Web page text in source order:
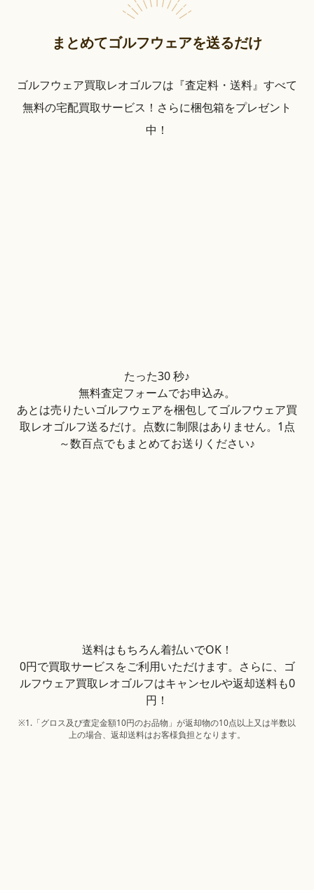
まとめてゴルフウェアを送るだけ
ゴルフウェア買取レオゴルフは『査定料・送料』すべて
無料の宅配買取サービス！さらに梱包箱をプレゼント
中！
たった30 秒♪
無料査定フォームでお申込み。
あとは売りたいゴルフウェアを梱包してゴルフウェア買
取レオゴルフ送るだけ。点数に制限はありません。1点
～数百点でもまとめてお送りください♪
送料はもちろん着払いでOK！
0円で買取サービスをご利用いただけます。さらに、ゴ
ルフウェア買取レオゴルフはキャンセルや返却送料も0
円！
※1.「グロス及び査定金額10円のお品物」が返却物の10点以上又は半数以
上の場合、返却送料はお客様負担となります。